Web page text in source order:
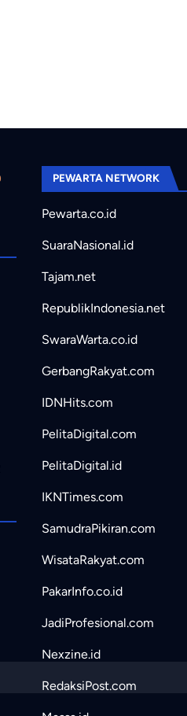
PEWARTA NETWORK
Pewarta.co.id
SuaraNasional.id
Tajam.net
RepublikIndonesia.net
SwaraWarta.co.id
GerbangRakyat.com
IDNHits.com
PelitaDigital.com
PelitaDigital.id
IKNTimes.com
SamudraPikiran.com
WisataRakyat.com
PakarInfo.co.id
JadiProfesional.com
Nexzine.id
RedaksiPost.com